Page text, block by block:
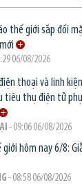
thế giới sắp đối
06/08/2026
thoại và linh
tiêu thụ điện tử
- 09:06 06/08/2026
hôm nay 6/8:
- 08:58 06/08/2026